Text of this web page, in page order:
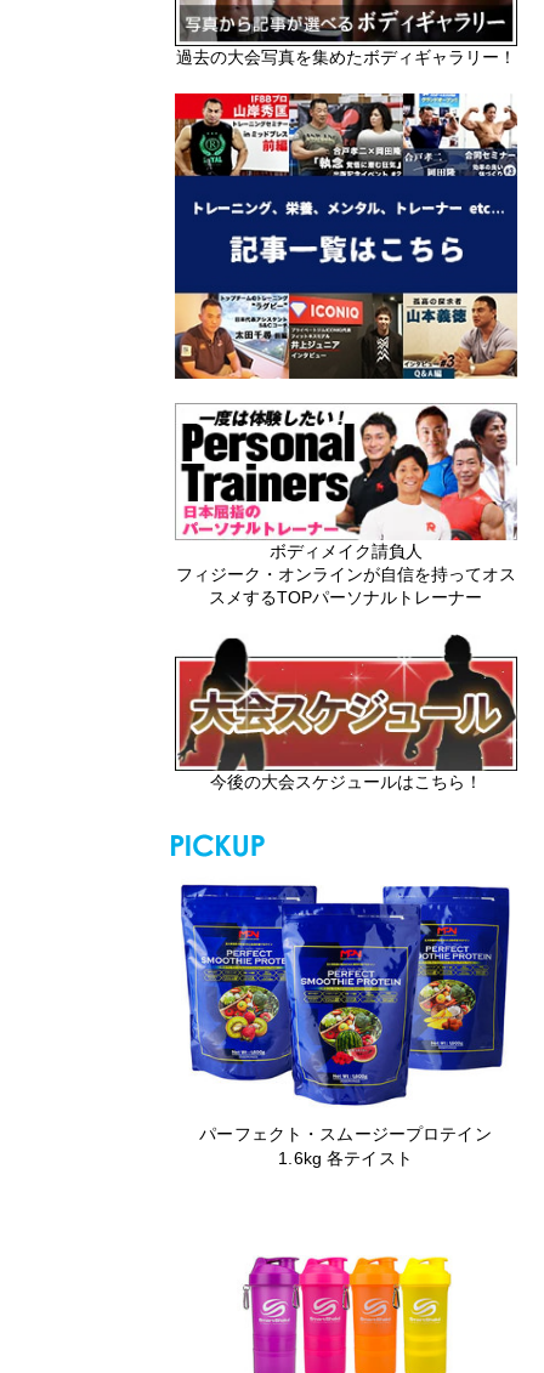
過去の大会写真を集めたボディギャラリー！
ボディメイク請負人
フィジーク・オンラインが自信を持ってオス
スメするTOPパーソナルトレーナー
今後の大会スケジュールはこちら！
パーフェクト・スムージープロテイン
1.6kg 各テイスト